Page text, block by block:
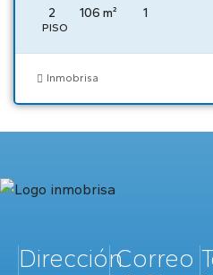
2 106 m² 1
PISO
Inmobrisa
DirecciónCorreo